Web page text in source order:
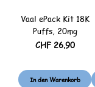
Vaal ePack Kit 18K
Puffs, 20mg
Preis
CHF 26.90
In den Warenkorb